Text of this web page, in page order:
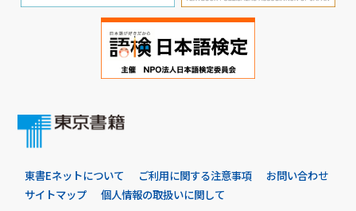
東書Eネットについて ご利用に関する注意事項
お問い合わせ
サイトマップ
個人情報の取扱いに関して